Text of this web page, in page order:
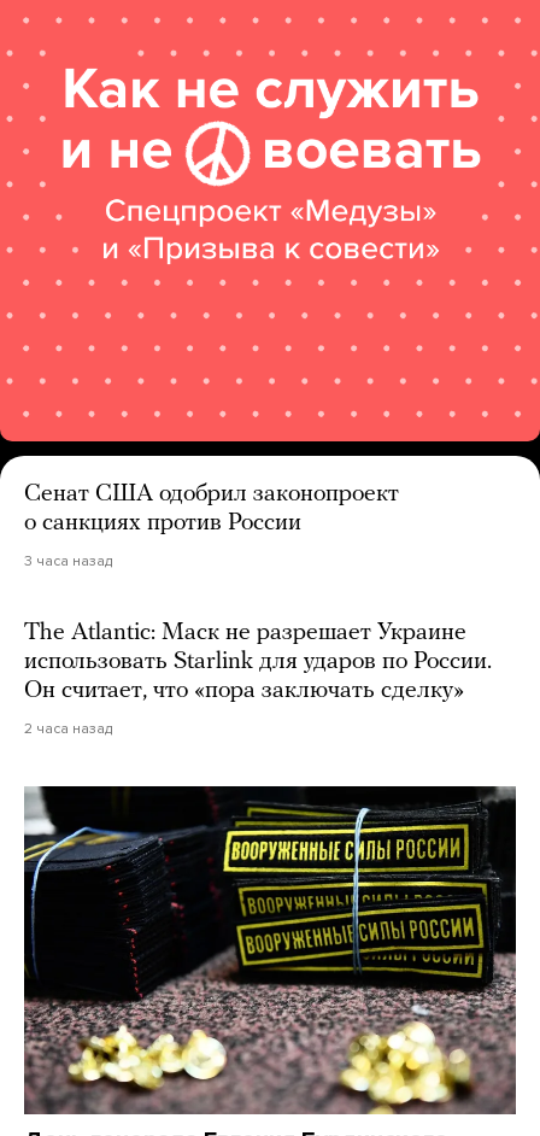
Сенат США одобрил законопроект
о санкциях против России
3 часа назад
The Atlantic: Маск не разрешает Украине
использовать Starlink для ударов по России.
Он считает, что «пора заключать сделку»
2 часа назад